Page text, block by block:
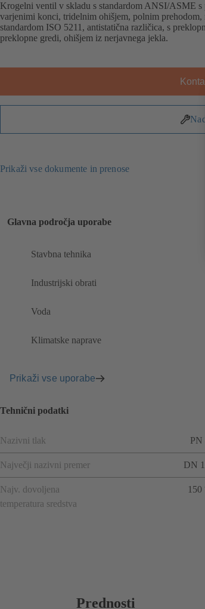
Krogelni ventil v skladu s standardom ANSI/ASME
varjenimi konci, tridelnim ohišjem, polnim
standardom ISO 5211, antistatična različica, s
preklopne gredi, ohišjem iz nerjavnega jekla.
Prikaži vse dokumente in prenose
Glavna področja uporabe
Stavbna tehnika
Industrijski obrati
Voda
Klimatske naprave
Prikaži vse uporabe
Tehnični podatki
Nazivni tlak PN
Največji nazivni premer DN
Najv. dovoljena
temperatura sredstva
150
Prednosti